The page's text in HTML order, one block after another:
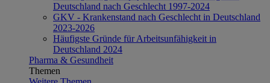
Deutschland nach Geschlecht 1997-2024
GKV - Krankenstand nach Geschlecht in Deutschland
2023-2026
Häufigste Gründe für Arbeitsunfähigkeit in
Deutschland 2024
Pharma & Gesundheit
Themen